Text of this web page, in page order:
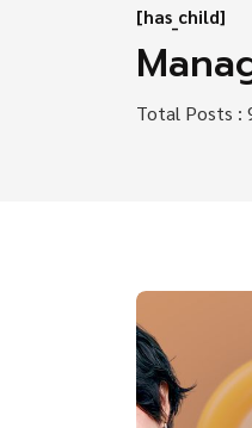
[has_child]
Total Posts :